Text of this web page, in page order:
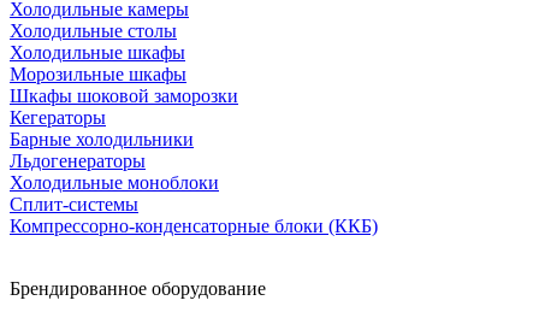
Холодильные камеры
Холодильные столы
Холодильные шкафы
Морозильные шкафы
Шкафы шоковой заморозки
Кегераторы
Барные холодильники
Льдогенераторы
Холодильные моноблоки
Сплит-системы
Компрессорно-конденсаторные блоки (ККБ)
Брендированное оборудование